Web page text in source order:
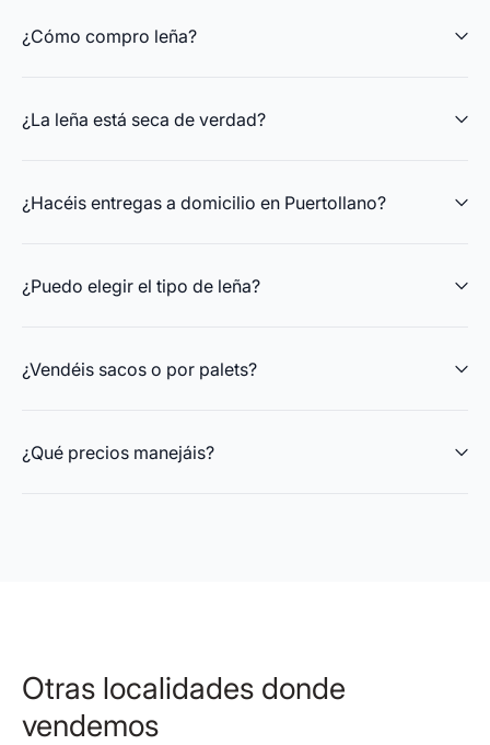
¿Cómo compro leña?
¿La leña está seca de verdad?
¿Hacéis entregas a domicilio en Puertollano?
¿Puedo elegir el tipo de leña?
¿Vendéis sacos o por palets?
¿Qué precios manejáis?
Otras localidades donde
vendemos